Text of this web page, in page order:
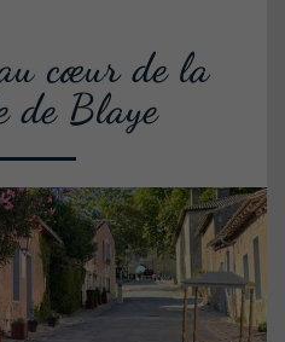
cœur de la
de Blaye